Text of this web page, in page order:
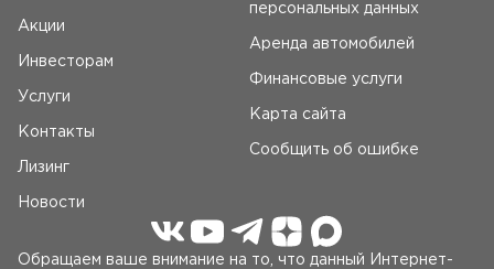
Акции
Инвесторам
Услуги
Контакты
Лизинг
Новости
персональных данных
Аренда автомобилей
Финансовые услуги
Карта сайта
Сообщить об ошибке
Обращаем ваше внимание на то, что данный Интернет-